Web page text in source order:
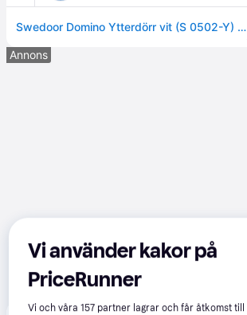
Swedoor Domino Ytterdörr vit (S 0502-Y) 988x1980 mm
Annons
Vi använder kakor på
PriceRunner
Vi och våra157 partner lagrar och får åtkomst till